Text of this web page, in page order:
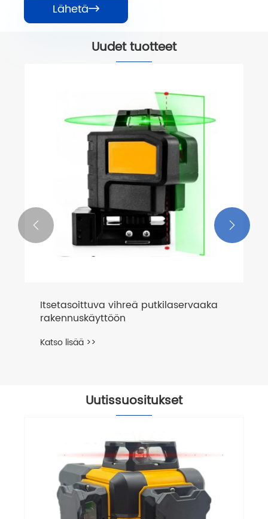
Lähetä
Uudet tuotteet
4D-sisäänrakennettu litiumakunni
punainen lasertaso
Katso lisää >>
 
Uutissuositukset